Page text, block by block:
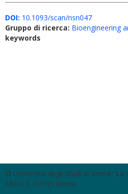
DOI: 10.1093/scan/nsn047
Gruppo di ricerca: Bioengineering
keywords
© Università degli Studi di Roma "La
Moro 5, 00185 Roma